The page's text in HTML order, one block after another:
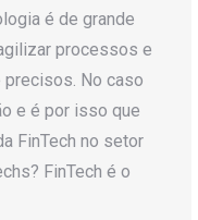
é de grande
processos e
No caso
e é por isso que
FinTech no setor
FinTech é o